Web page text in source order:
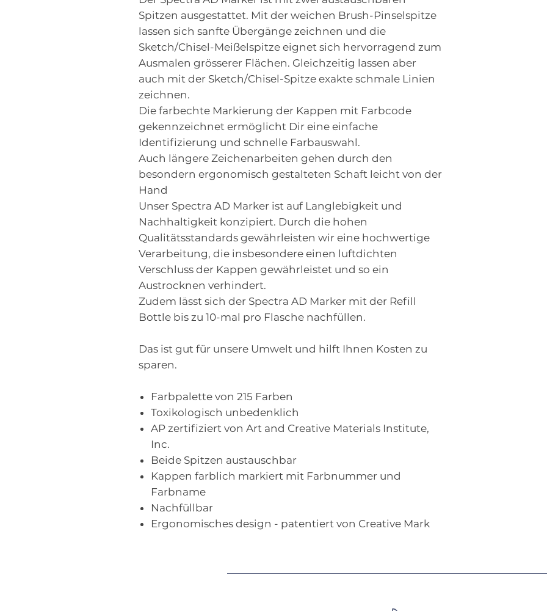
Spitzen ausgestattet. Mit der weichen Brush-Pinselspitze
lassen sich sanfte Übergänge zeichnen und die
Sketch/Chisel-Meißelspitze eignet sich hervorragend zum
Ausmalen grösserer Flächen. Gleichzeitig lassen aber
auch mit der Sketch/Chisel-Spitze exakte schmale Linien
zeichnen.
Die farbechte Markierung der Kappen mit Farbcode
gekennzeichnet ermöglicht Dir eine einfache
Identifizierung und schnelle Farbauswahl.
Auch längere Zeichenarbeiten gehen durch den
besondern ergonomisch gestalteten Schaft leicht von der
Hand
Unser Spectra AD Marker ist auf Langlebigkeit und
Nachhaltigkeit konzipiert. Durch die hohen
Qualitätsstandards gewährleisten wir eine hochwertige
Verarbeitung, die insbesondere einen luftdichten
Verschluss der Kappen gewährleistet und so ein
Austrocknen verhindert.
Zudem lässt sich der Spectra AD Marker mit der Refill
Bottle bis zu 10-mal pro Flasche nachfüllen.
Das ist gut für unsere Umwelt und hilft Ihnen Kosten zu
sparen.
Farbpalette von 215 Farben
Toxikologisch unbedenklich
AP zertifiziert von Art and Creative Materials Institute,
Inc.
Beide Spitzen austauschbar
Kappen farblich markiert mit Farbnummer und
Farbname
Nachfüllbar
Ergonomisches design - patentiert von Creative Mark